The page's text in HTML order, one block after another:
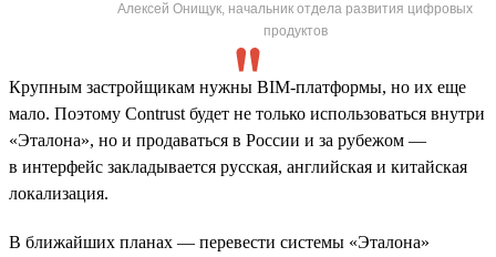
Алексей Онищук, начальник отдела развития цифровых
продуктов
Крупным застройщикам нужны BIM-платформы, но их еще
мало. Поэтому Contrust будет не только использоваться внутри
«Эталона», но и продаваться в России и за рубежом —
в интерфейс закладывается русская, английская и китайская
локализация.
В ближайших планах — перевести системы «Эталона»